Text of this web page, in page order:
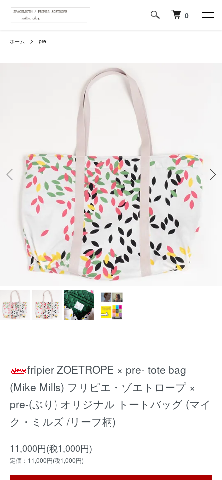
0
ホーム pre-
fripier ZOETROPE × pre- tote bag
(Mike Mills) フリピエ・ゾエトロープ ×
pre-(ぷり) オリジナル トートバッグ (マイ
ク・ミルズ /リーフ柄)
11,000円(税1,000円)
定価：11,000円(税1,000円)